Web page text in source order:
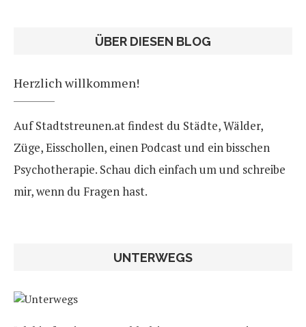
ÜBER DIESEN BLOG
Herzlich willkommen!
Auf Stadtstreunen.at findest du Städte, Wälder,
Züge, Eisschollen, einen Podcast und ein bisschen
Psychotherapie. Schau dich einfach um und schreibe
mir, wenn du Fragen hast.
UNTERWEGS